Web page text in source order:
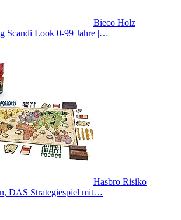
Bieco Holz
Scandi Look 0-99 Jahre |…
Hasbro Risiko
DAS Strategiespiel mit…